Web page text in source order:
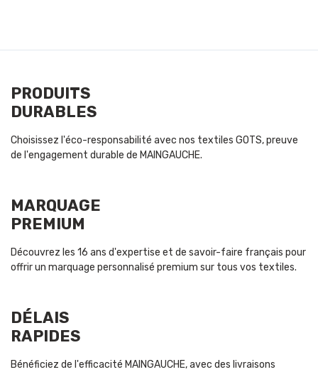
PRODUITS
DURABLES
Choisissez l'éco-responsabilité avec nos textiles GOTS, preuve
de l'engagement durable de MAINGAUCHE.
MARQUAGE
PREMIUM
Découvrez les 16 ans d'expertise et de savoir-faire français pour
offrir un marquage personnalisé premium sur tous vos textiles.
DÉLAIS
RAPIDES
Bénéficiez de l'efficacité MAINGAUCHE, avec des livraisons